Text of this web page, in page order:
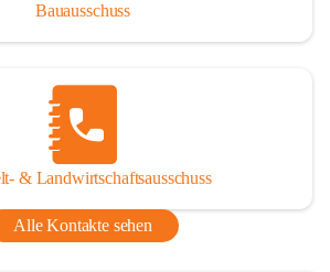
Bauausschuss
& Landwirtschaftsausschuss
Alle Kontakte sehen